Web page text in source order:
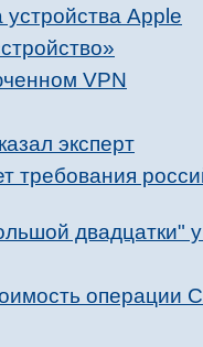
Apple
VPN
эксперт
требования
двадцатки"
операции